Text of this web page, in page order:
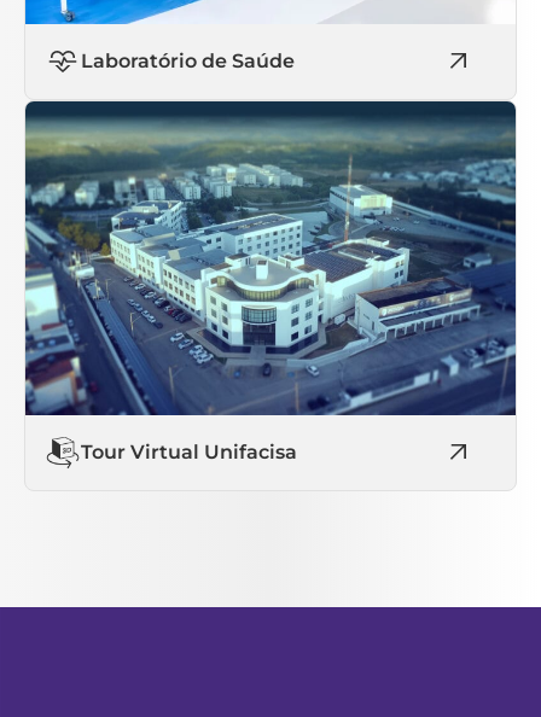
Laboratório de Saúde
Tour Virtual Unifacisa